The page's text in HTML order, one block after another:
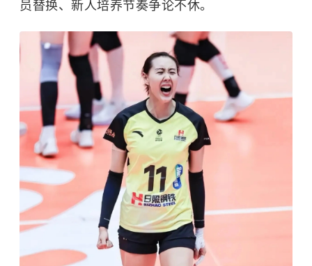
员替换、新人培养节奏争论不休。